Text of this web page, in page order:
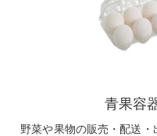
青果容
野菜や果物の販売・配送